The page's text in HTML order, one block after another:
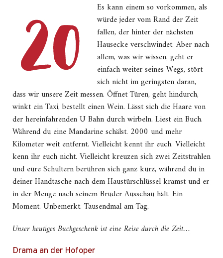
Es kann einem so vorkommen, als
würde jeder vom Rand der Zeit
fallen, der hinter der nächsten
Hausecke verschwindet. Aber nach
allem, was wir wissen, geht er
einfach weiter seines Wegs, stört
sich nicht im geringsten daran,
dass wir unsere Zeit messen. Öffnet Türen, geht hindurch,
winkt ein Taxi, bestellt einen Wein. Lässt sich die Haare von
der hereinfahrenden U Bahn durch wirbeln. Liest ein Buch.
Während du eine Mandarine schälst. 2000 und mehr
Kilometer weit entfernt. Vielleicht kennt ihr euch. Vielleicht
kenn ihr euch nicht. Vielleicht kreuzen sich zwei Zeitstrahlen
und eure Schultern berühren sich ganz kurz, während du in
deiner Handtasche nach dem Haustürschlüssel kramst und er
in der Menge nach seinem Bruder Ausschau hält. Ein
Moment. Unbemerkt. Tausendmal am Tag.
Unser heutiges Buchgeschenk ist eine Reise durch die Zeit…
Drama an der Hofoper